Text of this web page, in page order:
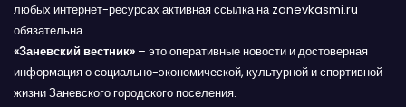
любых интернет-ресурсах активная ссылка на zanevkasmi.ru
обязательна.
«Заневский вестник» – это оперативные новости и достоверная
информация о социально-экономической, культурной и спортивной
жизни Заневского городского поселения.